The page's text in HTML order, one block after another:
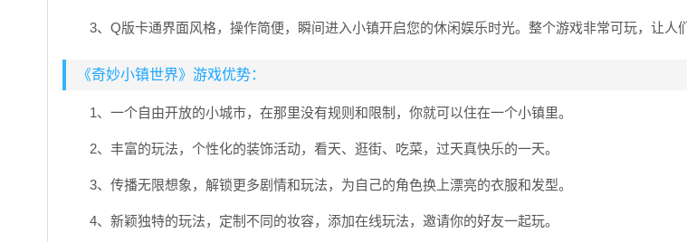
3、Q版卡通界面风格，操作简便，瞬间进入小镇开启您的休闲娱乐时光。整个游戏非常可玩，让人
《奇妙小镇世界》游戏优势：
1、一个自由开放的小城市，在那里没有规则和限制，你就可以住在一个小镇里。
2、丰富的玩法，个性化的装饰活动，看天、逛街、吃菜，过天真快乐的一天。
3、传播无限想象，解锁更多剧情和玩法，为自己的角色换上漂亮的衣服和发型。
4、新颖独特的玩法，定制不同的妆容，添加在线玩法，邀请你的好友一起玩。